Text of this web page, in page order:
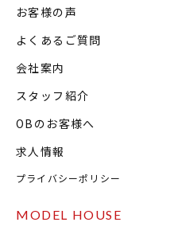
お客様の声
よくあるご質問
会社案内
スタッフ紹介
OBのお客様へ
求人情報
プライバシーポリシー
MODEL HOUSE